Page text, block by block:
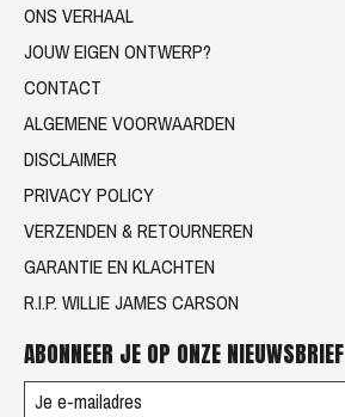
ONS VERHAAL
JOUW EIGEN ONTWERP?
CONTACT
ALGEMENE VOORWAARDEN
DISCLAIMER
PRIVACY POLICY
VERZENDEN & RETOURNEREN
GARANTIE EN KLACHTEN
R.I.P. WILLIE JAMES CARSON
ABONNEER JE OP ONZE NIEUWSBRIEF